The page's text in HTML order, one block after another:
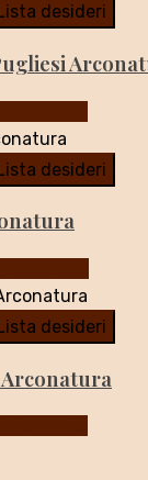
desideri
desideri
desideri